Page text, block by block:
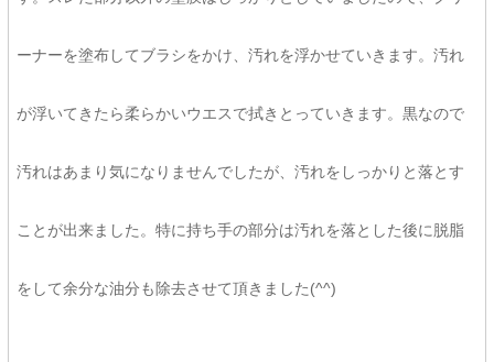
ーナーを塗布してブラシをかけ、汚れを浮かせていきます。汚れ
が浮いてきたら柔らかいウエスで拭きとっていきます。黒なので
汚れはあまり気になりませんでしたが、汚れをしっかりと落とす
ことが出来ました。特に持ち手の部分は汚れを落とした後に脱脂
をして余分な油分も除去させて頂きました(^^)